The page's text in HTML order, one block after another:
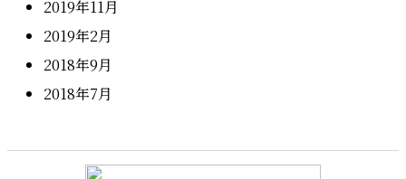
2019年11月
2019年2月
2018年9月
2018年7月